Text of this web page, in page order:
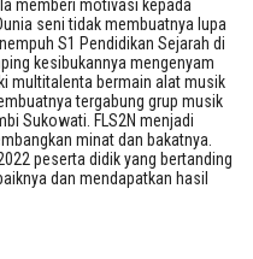
memberi motivasi kepada
seni tidak membuatnya lupa
S1 Pendidikan Sejarah di
kesibukannya mengenyam
multitalenta bermain alat musik
tergabung grup musik
Sukowati. FLS2N menjadi
minat dan bakatnya.
peserta didik yang bertanding
dan mendapatkan hasil